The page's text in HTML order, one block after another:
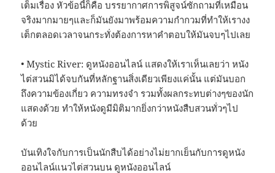
เต็มเรื่อง หัวข้อนี้ก็คือ บรรยากาศการพิสูจน์ซักถามที่เหมือน
จริงมากมายๆและก็มันยังมาพร้อมความกำกวมที่ทำให้เรางง
เต็กตลอดเวลาจนกระทั่งต้องการหาคำตอบให้มันจบๆไปเลย
• Mystic River: ดูหนังออนไลน์ แสดงให้เราเห็นเลยว่า หนัง
ไต่สวนมิได้จบกันที่หลักฐานสิ่งเดียวเพียงแค่นั้น แต่มันบอก
ถึงความข้องเกี่ยว ความทรงจำ รวมทั้งผลกระทบต่างๆของนัก
แสดงด้วย ทำให้หนังดูมีมิติมากยิ่งกว่าหนังสืบสวนทั่วๆไป
ด้วย
บันเทิงใจกับการเป็นนักสืบได้อย่างไม่ยากเย็นกับการดูหนัง
ออนไลน์แนวไต่สวนบน ดูหนังออนไลน์